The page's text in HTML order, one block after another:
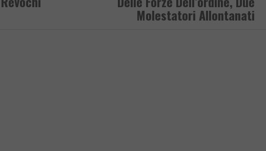
Molestatori Allontanati